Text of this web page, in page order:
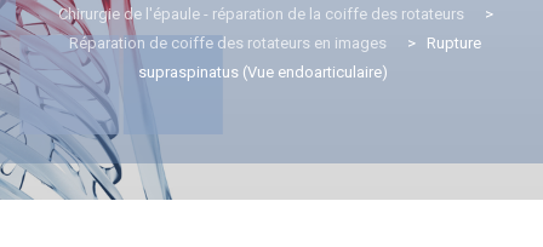
Chirurgie de l'épaule - réparation de la coiffe des rotateurs
>
Réparation de coiffe des rotateurs en images
>
Rupture
supraspinatus (Vue endoarticulaire)